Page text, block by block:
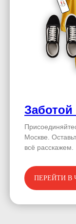
Москве.
всё расскажем.
ПЕРЕЙТИ В